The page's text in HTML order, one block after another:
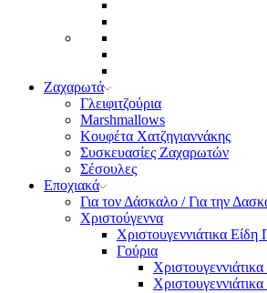
Ζαχαρωτά
Γλειφιτζούρια
Marshmallows
Κουφέτα Χατζηγιαννάκης
Συσκευασίες Ζαχαρωτών
Σέσουλες
Εποχιακά
Για τον Δάσκαλο / Για την
Χριστούγεννα
Χριστουγεννιάτικα Είδη
Γούρια